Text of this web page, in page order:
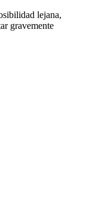
lejana,
gravemente